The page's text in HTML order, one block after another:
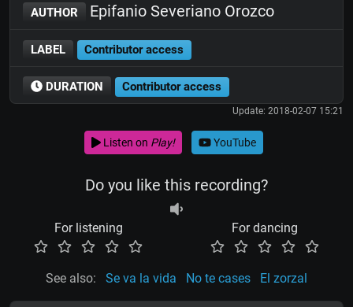
AUTHOR Epifanio Severiano Orozco
LABEL Contributor access
DURATION Contributor access
Update: 2018-02-07 15:21
Listen on Play! YouTube
Do you like this recording?
For listening For dancing
See also: Se va la vida No te cases El zorzal